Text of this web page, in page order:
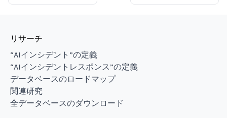
リサーチ
“AIインシデント”の定義
“AIインシデントレスポンス”の定義
データベースのロードマップ
関連研究
全データベースのダウンロード